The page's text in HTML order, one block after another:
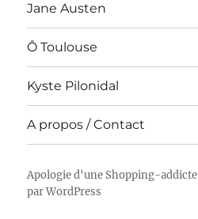
Jane Austen
Ô Toulouse
Kyste Pilonidal
A propos / Contact
Apologie d'une Shopping-addicte
par WordPress